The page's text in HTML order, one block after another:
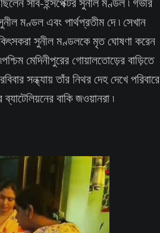
মণ্ডল এবং পার্থপ্রতীম দে ৷ সেখান
সুনীল মণ্ডলকে মৃত ঘোষণা করেন
মেদিনীপুরের গোয়ালতোড়ের বাড়িতে
সন্ধ্যায় তাঁর নিথর দেহ দেখে পরিবারে
বাকি জওয়ানরা ৷